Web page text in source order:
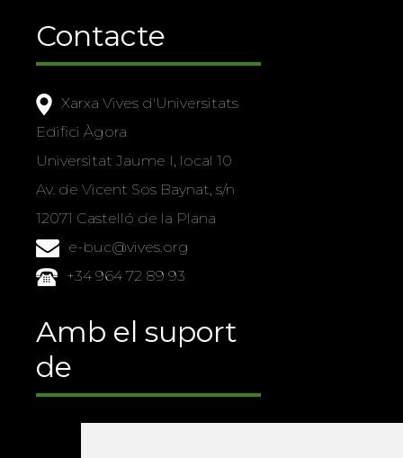
Contacte
Xarxa Vives d'Universitats
Edifici Àgora
Universitat Jaume I, local 10
Av. de Vicent Sos Baynat, s/n
12071 Castelló de la Plana
e-buc@vives.org
+34 964 72 89 93
Amb el suport
de